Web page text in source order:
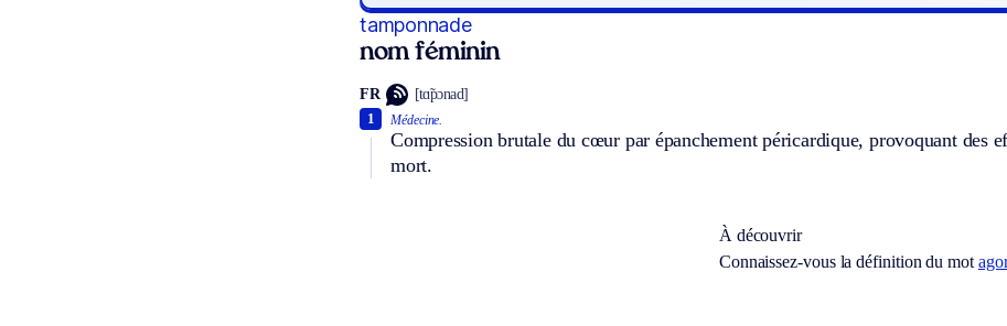
tamponnade
nom féminin
FR [tɑ̃pɔnad]
Médecine.
Compression brutale du cœur par épanchement péricardique, provoquant des
mort.
1
À découvrir
Connaissez-vous la définition du mot